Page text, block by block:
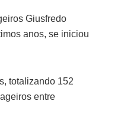
Giusfredo
anos, se iniciou
totalizando 152
entre